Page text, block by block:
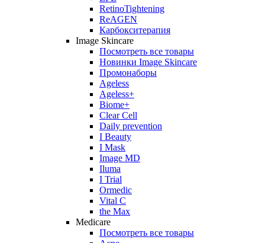
RetinoTightening
ReAGEN
Карбокситерапия
Image Skincare
Посмотреть все товары
Новинки Image Skincare
Промонаборы
Ageless
Ageless+
Biome+
Clear Cell
Daily prevention
I Beauty
I Mask
Image MD
Iluma
I Trial
Ormedic
Vital C
the Max
Medicare
Посмотреть все товары